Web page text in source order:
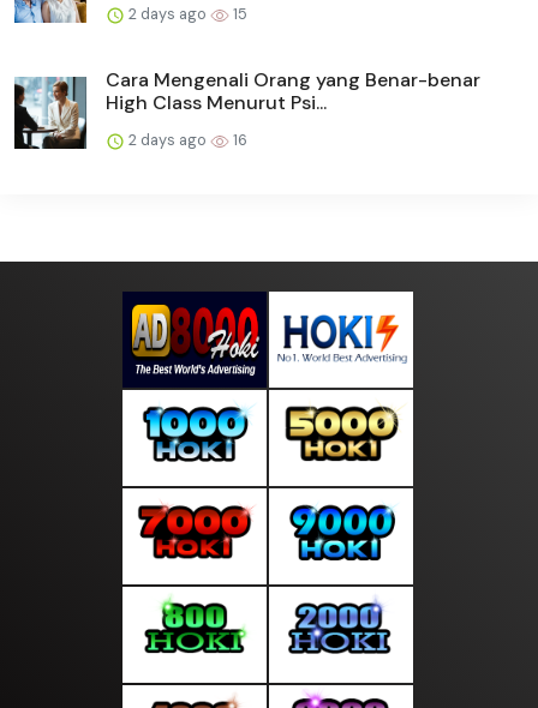
2 days ago 15
Cara Mengenali Orang yang Benar-benar
High Class Menurut Psi...
2 days ago 16